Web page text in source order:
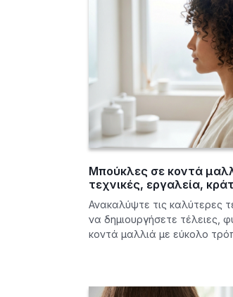
Μπούκλες σε κοντά
τεχνικές, εργαλεία,
Ανακαλύψτε τις καλύτερες
να δημιουργήσετε τέλειες,
κοντά μαλλιά με εύκολο